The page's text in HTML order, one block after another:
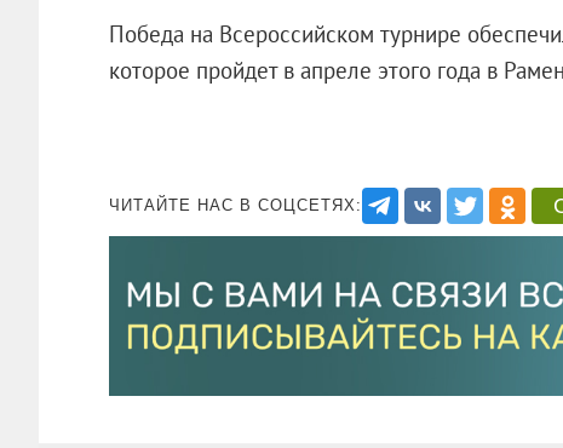
Победа на Всероссийском турнире
которое пройдет в апреле этого года в
ЧИТАЙТЕ НАС В СОЦСЕТЯХ: